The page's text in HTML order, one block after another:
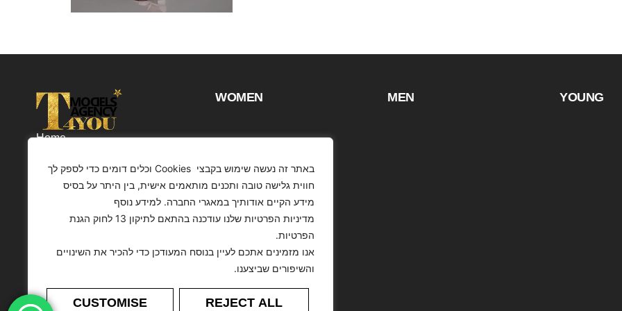
באתר זה נעשה שימוש בקבצי Cookies וכלים דומים כדי לספק לך
חווית גלישה טובה ותכנים מותאמים אישית, בין היתר על בסיס
מידע הקיים אודותיך במאגרי החברה. למידע נוסף
מדיניות הפרטיות שלנו עודכנה בהתאם לתיקון 13 לחוק הגנת
הפרטיות.
אנו מזמינים אתכם לעיין בנוסח המעודכן כדי להכיר את השינויים
והשיפורים שביצענו.
CUSTOMISE REJECT ALL
Home
Customers
Contact
WOMEN MEN YOUNG